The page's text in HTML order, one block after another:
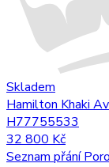
Skladem
Hamilton Khaki
H77755533
32 800 Kč
Seznam přání